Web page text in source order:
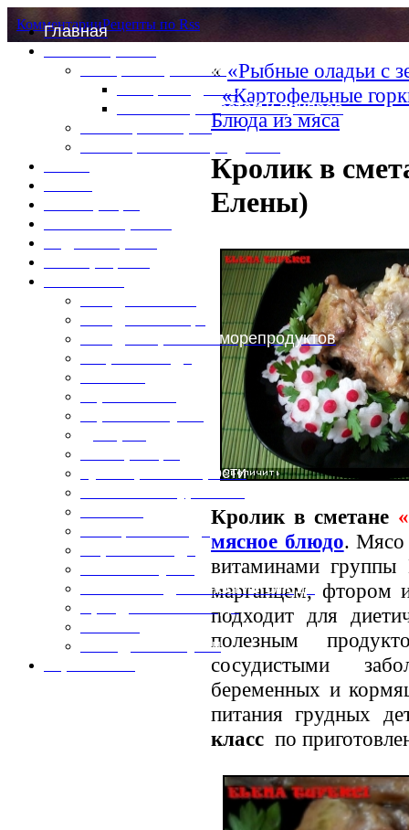
Главная
Специи и пряности
Специи и диета
Каталог пряностей и приправ
Таблица калорий
Блюда из рыбы и морепродуктов
Кулинарные хитрости
Постные и диетические блюда
Праздничные блюда
Холодные закуски
КомментарииРецепты по Rss
««Рыбные оладьи с
«Картофельные
Блюда из мяса
Кролик в
Елены)
Кролик в сметане
мясное блюдо. Мясо
витаминами
марганцем, фтором
подходит для
полезным
сосудистыми
беременных и
питания грудных
класс по